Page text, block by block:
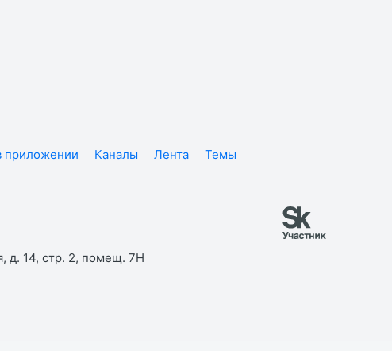
приложении Каналы Лента
Темы
д. 14, стр. 2, помещ. 7Н